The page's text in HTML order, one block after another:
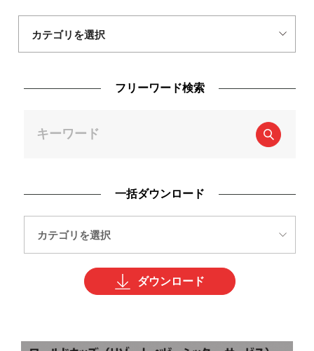
フリーワード検索
一括ダウンロード
ダウンロード